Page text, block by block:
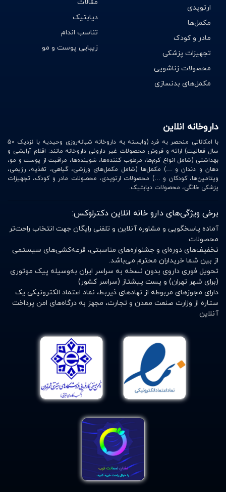
ارتوپدی
مکمل‌ها
مادر و کودک
تجهیزات پزشکی
محصولات زناشویی
مکمل‌های بدنسازی
مقالات
دیابتیک
تناسب اندام
زیبایی پوست و مو
داروخانه انلاین
با امکاناتی منحصر به فرد (وابسته به داروخانه شبانه‌روزی وحیدیه با نزدیک 50
سال فعالیت) ارائه و فروش محصولات غیر داروئی داروخانه مانند: اقلام آرایشی و
بهداشتی (شامل انواع کرم‌ها، مرطوب کننده‌ها، شوینده‌ها، مراقبت از پوست و مو،
دهان و دندان و …) مکمل‌ها (شامل مکمل‌های ورزشی، گیاهی، تغذیه، رژیمی،
ویتامین‌ها، کودکان و …) محصولات ارتوپدی، محصولات مادر و کودک، تجهیزات
پزشکی خانگی، محصولات دیابتیک.
برخی ویژگی‌های دارو خانه انلاین دکترلوکس:
آماده پاسخگویی و مشاوره آنلاین و تلفنی رایگان جهت انتخاب راحت‌تر
محصولات.
تخفیف‌های دوره‌ای و جشنواره‌های مناسبتی، قرعه‌کشی‌های سیستمی
از بین شما خریداران محترم می‌باشد.
تحویل فوری داروی بدون نسخه به سراسر ایران به‌وسیله پیک موتوری
(برای شهر تهران) و پست پیشتاز (سراسر کشور)
دارای مجوزهای مربوطه از نهادهای ذیربط، نماد اعتماد الکترونیکی یک
ستاره از وزارت صنعت معدن و تجارت، مجهز به درگاه‌های امن پرداخت
آنلاین